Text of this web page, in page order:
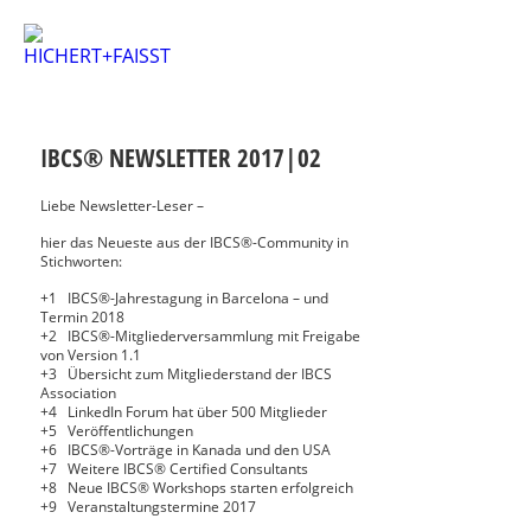
IBCS® NEWSLETTER 2017|02
Liebe Newsletter-Leser –
hier das Neueste aus der IBCS®-Community in
Stichworten:
+1 IBCS®-Jahrestagung in Barcelona – und
Termin 2018
+2 IBCS®-Mitgliederversammlung mit Freigabe
von Version 1.1
+3 Übersicht zum Mitgliederstand der IBCS
Association
+4 LinkedIn Forum hat über 500 Mitglieder
+5 Veröffentlichungen
+6 IBCS®-Vorträge in Kanada und den USA
+7 Weitere IBCS® Certified Consultants
+8 Neue IBCS® Workshops starten erfolgreich
+9 Veranstaltungstermine 2017